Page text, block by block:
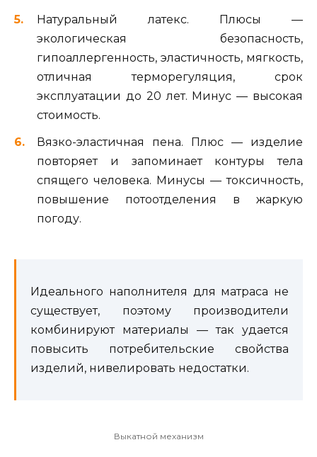
Натуральный латекс. Плюсы —
экологическая безопасность,
гипоаллергенность, эластичность, мягкость,
отличная терморегуляция, срок
эксплуатации до 20 лет. Минус — высокая
стоимость.
Вязко-эластичная пена. Плюс — изделие
повторяет и запоминает контуры тела
спящего человека. Минусы — токсичность,
повышение потоотделения в жаркую
погоду.
Идеального наполнителя для матраса не
существует, поэтому производители
комбинируют материалы — так удается
повысить потребительские свойства
изделий, нивелировать недостатки.
Выкатной механизм